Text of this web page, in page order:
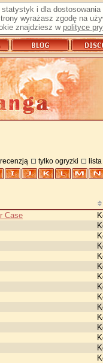
i dla
wyrażasz zgodę na
znajdziesz w polityce
tylko ogryzki lista
Case